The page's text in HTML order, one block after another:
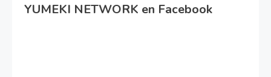
YUMEKI NETWORK en Facebook